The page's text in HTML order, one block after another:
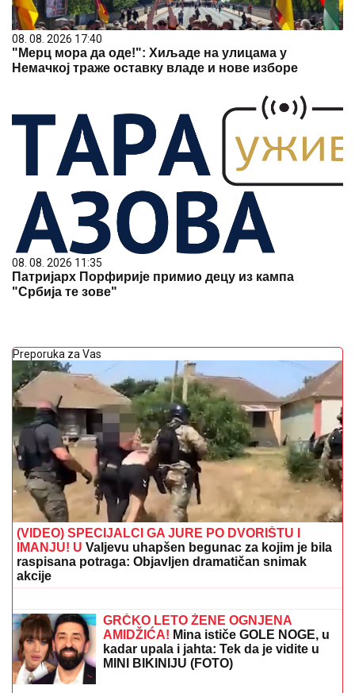
08. 08. 2026 17:40
"Мерц мора да оде!": Хиљаде на улицама у
Немачкој траже оставку владе и нове изборе
08. 08. 2026 11:35
Патријарх Порфирије примио децу из кампа
"Србија те зове"
Preporuka za Vas
(VIDEO) SPECIJALCI GA JURE PO DVORIŠTU I
IMANJU! U Valjevu uhapšen begunac za kojim je bila
raspisana potraga: Objavljen dramatičan snimak
akcije
vaterpolisti Vladimir Vujasinović i
Dejan Savić 2008. na OI oprostile se
od reprezentacije